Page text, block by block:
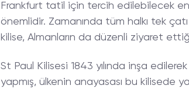
Frankfurt tatil için tercih edilebilecek
önemlidir. Zamanında tüm halkı tek
kilise, Almanların da düzenli ziyaret
St Paul Kilisesi 1843 yılında inşa
yapmış, ülkenin anayasası bu kilisede